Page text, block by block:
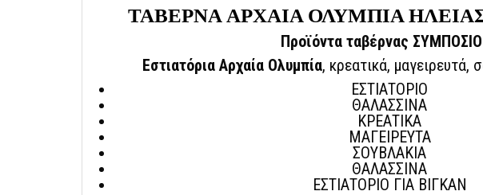
ΤΑΒΕΡΝΑ ΑΡΧΑΙΑ ΟΛΥΜΠΙΑ
Προϊόντα ταβέρνας ΣΥΜΠΟΣΙΟ
Εστιατόρια Αρχαία Ολυμπία, κρεατικά, μαγειρευτά,
ΕΣΤΙΑΤΟΡΙΟ
ΘΑΛΑΣΣΙΝΑ
ΚΡΕΑΤΙΚΑ
ΜΑΓΕΙΡΕΥΤΑ
ΣΟΥΒΛΑΚΙΑ
ΘΑΛΑΣΣΙΝΑ
ΕΣΤΙΑΤΟΡΙΟ ΓΙΑ ΒΙΓΚΑΝ